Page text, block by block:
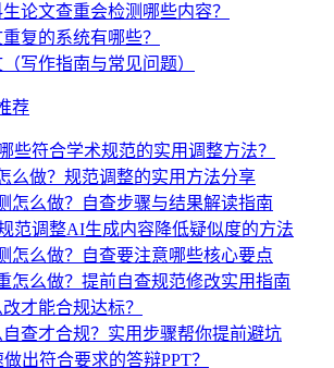
论文查重会检测哪些内容？
复的系统有哪些？
写作指南与常见问题）
荐
些符合学术规范的实用调整方法？
么做？规范调整的实用方法分享
怎么做？自查步骤与结果解读指南
范调整AI生成内容降低疑似度的方法
怎么做？自查要注意哪些核心要点
怎么做？提前自查规范修改实用指南
才能合规达标？
查才合规？实用步骤帮你提前避坑
出符合要求的答辩PPT？